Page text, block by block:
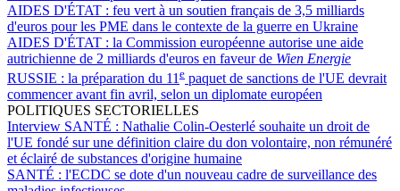
AIDES D'ÉTAT : feu vert à un soutien français de 3,5 milliards
d'euros pour les PME dans le contexte de la guerre en Ukraine
AIDES D'ÉTAT : la Commission européenne autorise une aide
autrichienne de 2 milliards d'euros en faveur de Wien Energie
RUSSIE : la préparation du 11e paquet de sanctions de l'UE devrait
commencer avant fin avril, selon un diplomate européen
POLITIQUES SECTORIELLES
Interview SANTÉ : Nathalie Colin-Oesterlé souhaite un droit de
l'UE fondé sur une définition claire du don volontaire, non rémunéré
et éclairé de substances d'origine humaine
SANTÉ : l'ECDC se dote d'un nouveau cadre de surveillance des